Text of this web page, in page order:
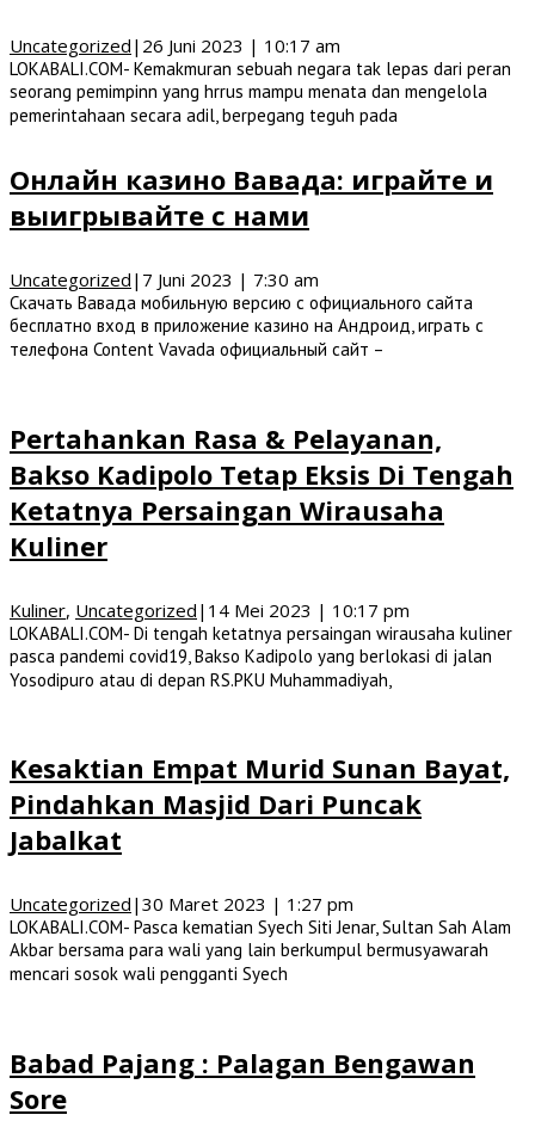
Uncategorized | 26 Juni 2023 | 10:17 am
LOKABALI.COM- Kemakmuran sebuah negara tak lepas dari peran
seorang pemimpinn yang hrrus mampu menata dan mengelola
pemerintahaan secara adil, berpegang teguh pada
Онлайн казино Вавада: играйте и
выигрывайте с нами
Uncategorized | 7 Juni 2023 | 7:30 am
Скачать Вавада мобильную версию с официального сайта
бесплатно вход в приложение казино на Андроид, играть с
телефона Content Vavada официальный сайт –
Pertahankan Rasa & Pelayanan,
Bakso Kadipolo Tetap Eksis Di Tengah
Ketatnya Persaingan Wirausaha
Kuliner
Kuliner, Uncategorized | 14 Mei 2023 | 10:17 pm
LOKABALI.COM- Di tengah ketatnya persaingan wirausaha kuliner
pasca pandemi covid19, Bakso Kadipolo yang berlokasi di jalan
Yosodipuro atau di depan RS.PKU Muhammadiyah,
Kesaktian Empat Murid Sunan Bayat,
Pindahkan Masjid Dari Puncak
Jabalkat
Uncategorized | 30 Maret 2023 | 1:27 pm
LOKABALI.COM- Pasca kematian Syech Siti Jenar, Sultan Sah Alam
Akbar bersama para wali yang lain berkumpul bermusyawarah
mencari sosok wali pengganti Syech
Babad Pajang : Palagan Bengawan
Sore